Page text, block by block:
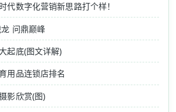
代数字化营销新思路打个样！
问鼎巅峰
起底(图文详解)
用品连锁店排名
影欣赏(图)